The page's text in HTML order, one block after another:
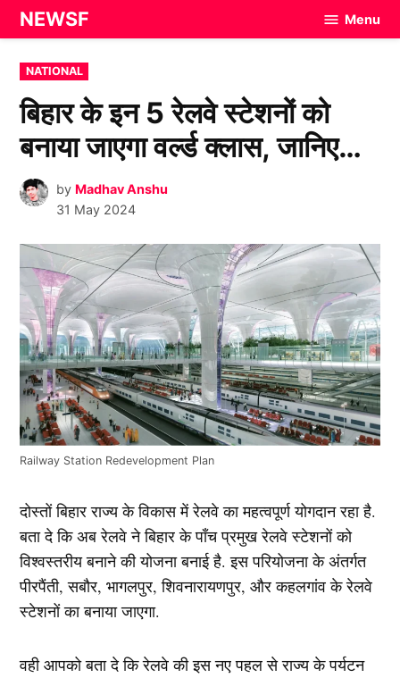
Skip
to
content
NEWSF Menu
POSTED
IN
NATIONAL
बिहार के इन 5 रेलवे स्टेशनों को
बनाया जाएगा वर्ल्ड क्लास, जानिए…
by Madhav Anshu
31 May 2024
Railway Station Redevelopment Plan
दोस्तों बिहार राज्य के विकास में रेलवे का महत्वपूर्ण योगदान रहा है.
बता दे कि अब रेलवे ने बिहार के पाँच प्रमुख रेलवे स्टेशनों को
विश्वस्तरीय बनाने की योजना बनाई है. इस परियोजना के अंतर्गत
पीरपैंती, सबौर, भागलपुर, शिवनारायणपुर, और कहलगांव के रेलवे
स्टेशनों का बनाया जाएगा.
वही आपको बता दे कि रेलवे की इस नए पहल से राज्य के पर्यटन